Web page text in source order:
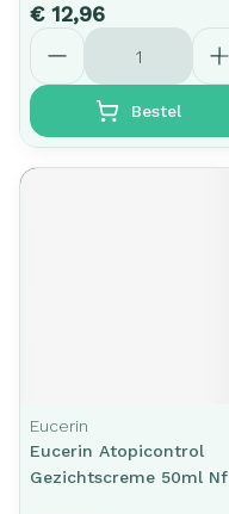
€ 12,96
Aantal
Bestel
Eucerin
Eucerin Atopicontrol
Gezichtscreme 50ml Nf